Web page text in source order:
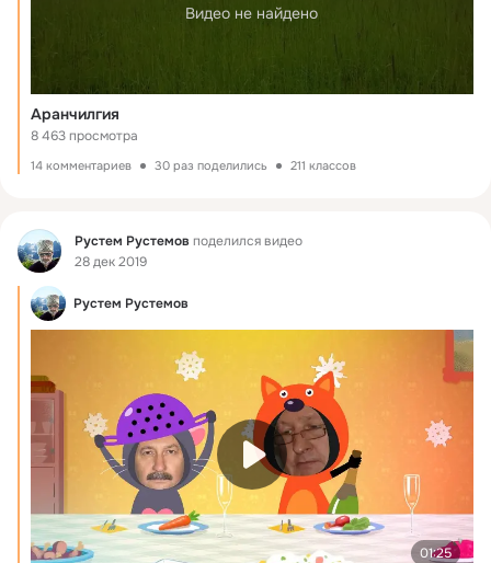
Видео не найдено
Аранчилгия
8 463 просмотра
14 комментариев 30 раз поделились 211 классов
Фид Рустем Рустемов поделился видео
28 дек 2019
Рустем Рустемов
01:25